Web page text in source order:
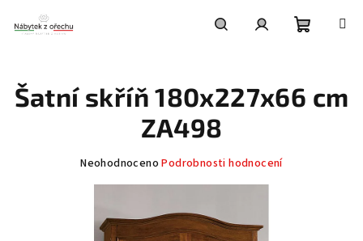
obsah
košík
Šatní skříň 180x227x66 cm
ZA498
Průměrné
0,0
Neohodnoceno Podrobnosti hodnocení